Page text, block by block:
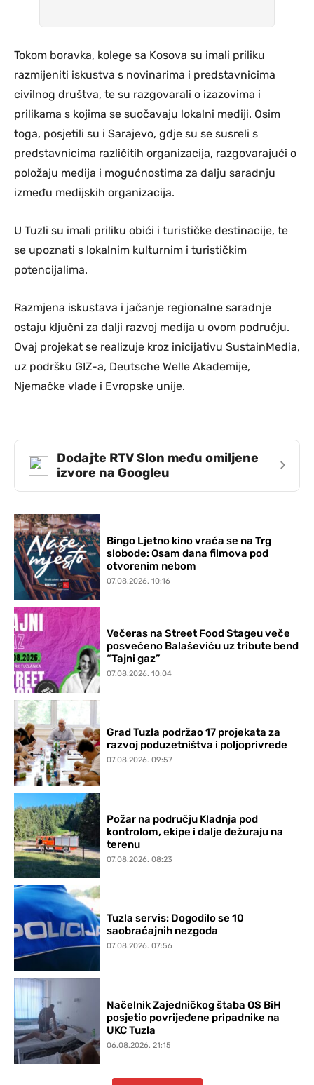
Tokom boravka, kolege sa Kosova su imali priliku
razmijeniti iskustva s novinarima i predstavnicima
civilnog društva, te su razgovarali o izazovima i
prilikama s kojima se suočavaju lokalni mediji. Osim
toga, posjetili su i Sarajevo, gdje su se susreli s
predstavnicima različitih organizacija, razgovarajući o
položaju medija i mogućnostima za dalju saradnju
između medijskih organizacija.
U Tuzli su imali priliku obići i turističke destinacije, te
se upoznati s lokalnim kulturnim i turističkim
potencijalima.
Razmjena iskustava i jačanje regionalne saradnje
ostaju ključni za dalji razvoj medija u ovom području.
Ovaj projekat se realizuje kroz inicijativu SustainMedia,
uz podršku GIZ-a, Deutsche Welle Akademije,
Njemačke vlade i Evropske unije.
Dodajte RTV Slon među omiljene
izvore na Googleu
›
Bingo Ljetno kino vraća se na Trg
slobode: Osam dana filmova pod
otvorenim nebom
07.08.2026. 10:16
Večeras na Street Food Stageu veče
posvećeno Balaševiću uz tribute bend
“Tajni gaz”
07.08.2026. 10:04
Grad Tuzla podržao 17 projekata za
razvoj poduzetništva i poljoprivrede
07.08.2026. 09:57
Požar na području Kladnja pod
kontrolom, ekipe i dalje dežuraju na
terenu
07.08.2026. 08:23
Tuzla servis: Dogodilo se 10
saobraćajnih nezgoda
07.08.2026. 07:56
Načelnik Zajedničkog štaba OS BiH
posjetio povrijeđene pripadnike na
UKC Tuzla
06.08.2026. 21:15